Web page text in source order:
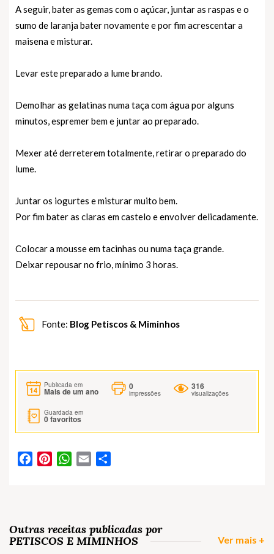
A seguir, bater as gemas com o açúcar, juntar as raspas e o
sumo de laranja bater novamente e por fim acrescentar a
maisena e misturar.
Levar este preparado a lume brando.
Demolhar as gelatinas numa taça com água por alguns
minutos, espremer bem e juntar ao preparado.
Mexer até derreterem totalmente, retirar o preparado do
lume.
Juntar os iogurtes e misturar muito bem.
Por fim bater as claras em castelo e envolver delicadamente.
Colocar a mousse em tacinhas ou numa taça grande.
Deixar repousar no frio, mínimo 3 horas.
Fonte: Blog Petiscos & Miminhos
Publicada em
Mais de um ano
0
impressões
316
visualizações
Guardada em
0favoritos
FacebookPinterestWhatsApp
Email
Outras receitas publicadas por
PETISCOS E MIMINHOS
Ver mais +